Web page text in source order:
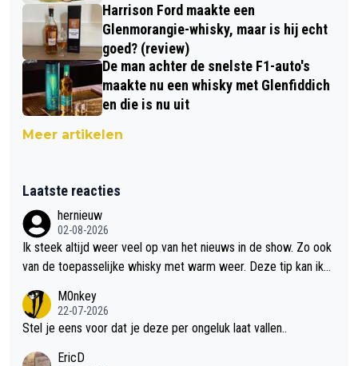
Harrison Ford maakte een
Glenmorangie-whisky, maar is hij echt
goed? (review)
De man achter de snelste F1-auto's
maakte nu een whisky met Glenfiddich
en die is nu uit
Meer artikelen
Laatste reacties
hernieuw
02-08-2026
Ik steek altijd weer veel op van het nieuws in de show. Zo ook
van de toepasselijke whisky met warm weer. Deze tip kan ik
M0nkey
22-07-2026
Stel je eens voor dat je deze per ongeluk laat vallen..
EricD